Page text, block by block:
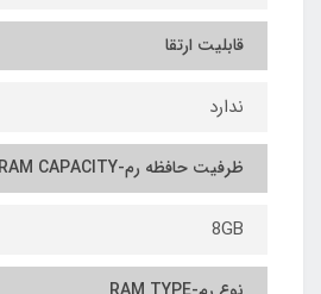
قابلیت ارتقا
ندارد
ظرفیت حافظه رم-RAM CAPACITY
8GB